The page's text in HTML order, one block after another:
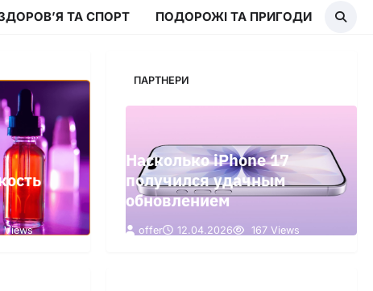
ТА СПОРТ ПОДОРОЖІ ТА ПРИГОДИ
Views
ПАРТНЕРИ
Насколько iPhone 17
получился удачным
обновлением
offer 12.04.2026 167 Views